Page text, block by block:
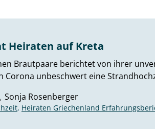
Heiraten auf Kreta
Brautpaare berichtet von ihrer
Corona unbeschwert eine
Sonja Rosenberger
, Heiraten Griechenland